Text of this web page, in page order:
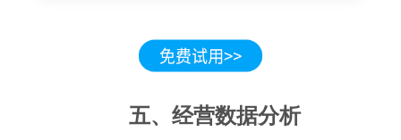
五、经营数据分析